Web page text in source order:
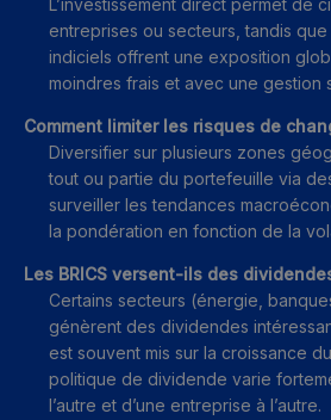
L’investissement direct permet de
entreprises ou secteurs, tandis
indiciels offrent une exposition
moindres frais et avec une gestion
Comment limiter les risques de
Diversifier sur plusieurs zones
tout ou partie du portefeuille via
surveiller les tendances
la pondération en fonction de la
Les BRICS versent-ils des
Certains secteurs (énergie,
génèrent des dividendes
est souvent mis sur la croissance
politique de dividende varie
l’autre et d’une entreprise à l’autre.